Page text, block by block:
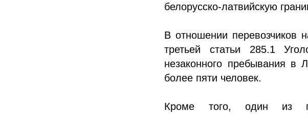
белорусско-латвийскую
В отношении перевозчиков
третьей статьи 285.1
незаконного пребывания в
более пяти человек.
Кроме того, один из